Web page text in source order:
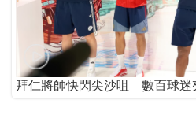
拜仁將帥快閃尖沙咀 數百球迷